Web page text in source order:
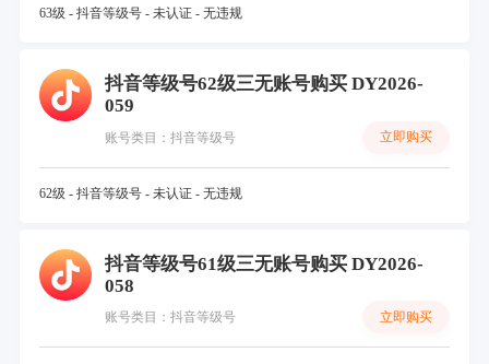
63级 - 抖音等级号 - 未认证 - 无违规
抖音等级号62级三无账号购买 DY2026-
059
账号类目：抖音等级号 立即购买
62级 - 抖音等级号 - 未认证 - 无违规
抖音等级号61级三无账号购买 DY2026-
058
账号类目：抖音等级号 立即购买